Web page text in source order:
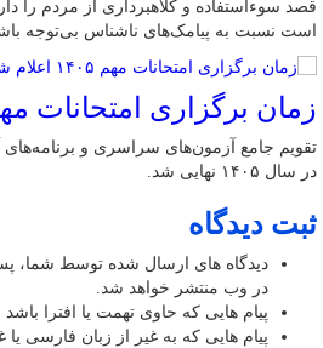
قصد سوءاستفاده و کلاهبرداری از مردم را
است نسبت به پیامک‌های ناشناس بی‌توجه
زمان برگزاری امتحانات مهم ۱۴۰۵ اعلام
تقویم جامع آزمون‌های سراسری و برنامه‌های
در سال ۱۴۰۵ نهایی شد.
ثبت دیدگاه
دیدگاه های ارسال شده توسط شما،
در وب منتشر خواهد شد.
پیام هایی که حاوی تهمت یا افترا
پیام هایی که به غیر از زبان فارسی